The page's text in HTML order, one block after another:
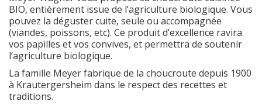
BIO, entièrement issue de l’agriculture biologique. Vous
pouvez la déguster cuite, seule ou accompagnée
(viandes, poissons, etc). Ce produit d’excellence ravira
vos papilles et vos convives, et permettra de soutenir
l’agriculture biologique.
La famille Meyer fabrique de la choucroute depuis 1900
à Krautergersheim dans le respect des recettes et
traditions.